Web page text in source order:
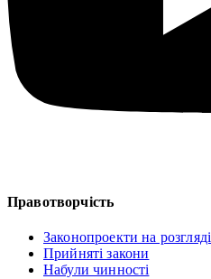
Правотворчість
Законопроекти на розгляді
Прийняті закони
Набули чинності